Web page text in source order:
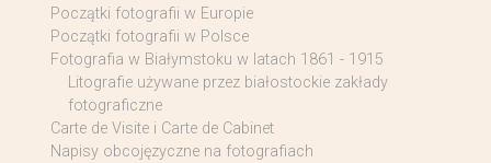
Początki fotografii w Europie
Początki fotografii w Polsce
Fotografia w Białymstoku w latach 1861 - 1915
Litografie używane przez białostockie zakłady
fotograficzne
Carte de Visite i Carte de Cabinet
Napisy obcojęzyczne na fotografiach